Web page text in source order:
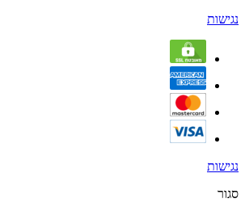
נגישות
נגישות
סגור